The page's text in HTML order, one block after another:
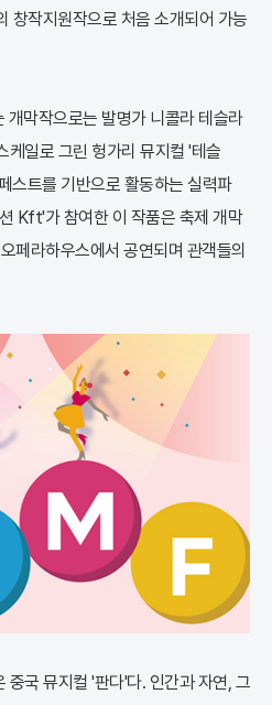
창작지원작으로 처음 소개되어 가능
막작으로는 발명가 니콜라 테슬라
케일로 그린 헝가리 뮤지컬 '테슬
스트를 기반으로 활동하는 실력파
Kft'가 참여한 이 작품은 축제 개막
페라하우스에서 공연되며 관객들의
중국 뮤지컬 '판다'다. 인간과 자연, 그